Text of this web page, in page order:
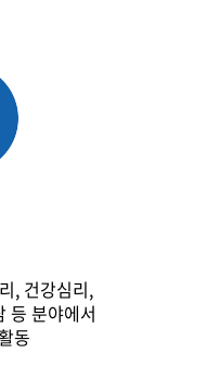
, 건강심리,
등 분야에서
동